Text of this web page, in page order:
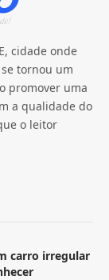
cidade onde
tornou um
promover uma
a qualidade do
o leitor
carro irregular